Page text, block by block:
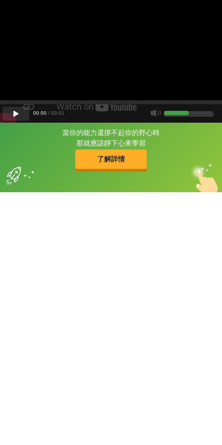
當你的能力還撐不起你的野心時
那就應該靜下心來學習
了解詳情
片尾有
攻其不背
的品牌故事
00:00 / 03:01